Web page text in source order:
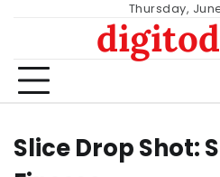
Thursday,
Slice Drop Shot: